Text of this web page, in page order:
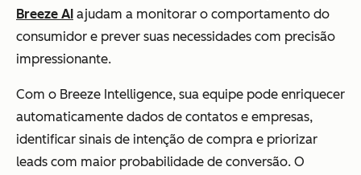
Breeze AI ajudam a monitorar o comportamento do
consumidor e prever suas necessidades com precisão
impressionante.
Com o Breeze Intelligence, sua equipe pode enriquecer
automaticamente dados de contatos e empresas,
identificar sinais de intenção de compra e priorizar
leads com maior probabilidade de conversão. O